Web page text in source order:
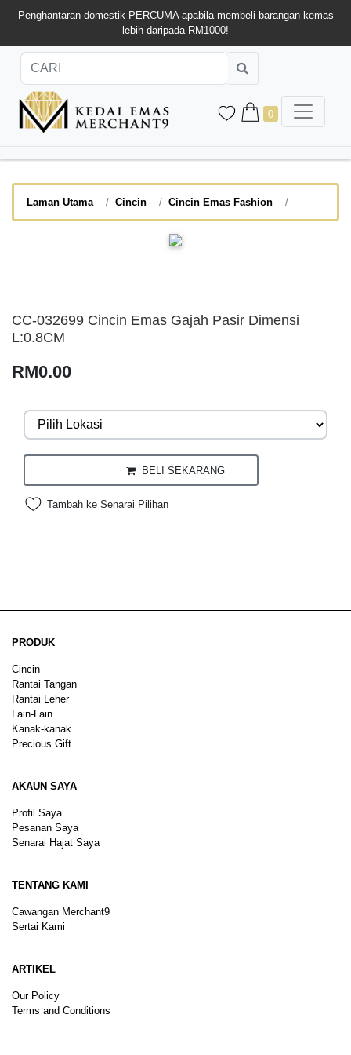
Penghantaran domestik PERCUMA apabila membeli barangan kemas
lebih daripada RM1000!
0
Laman Utama Cincin Cincin Emas Fashion
CC-032699 Cincin Emas Gajah Pasir Dimensi
L:0.8CM
RM0.00
BELI SEKARANG
Tambah ke Senarai Pilihan
PRODUK
Cincin
Rantai Tangan
Rantai Leher
Lain-Lain
Kanak-kanak
Precious Gift
AKAUN SAYA
Profil Saya
Pesanan Saya
Senarai Hajat Saya
TENTANG KAMI
Cawangan Merchant9
Sertai Kami
ARTIKEL
Our Policy
Terms and Conditions